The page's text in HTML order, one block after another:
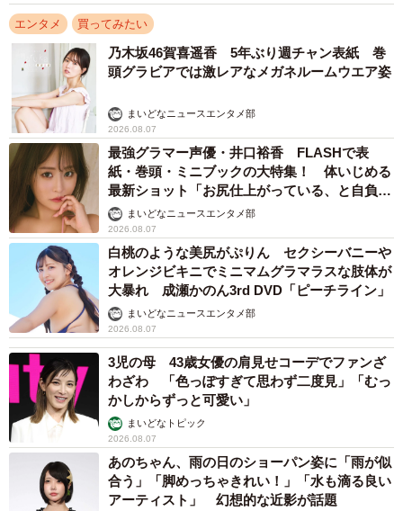
エンタメ 買ってみたい
乃木坂46賀喜遥香 5年ぶり週チャン表紙 巻
頭グラビアでは激レアなメガネルームウエア姿
まいどなニュースエンタメ部
2026.08.07
最強グラマー声優・井口裕香 FLASHで表
紙・巻頭・ミニブックの大特集！ 体いじめる
最新ショット「お尻仕上がっている、と自負し
ています」「いくつになっても理想の身体でい
たい」
まいどなニュースエンタメ部
2026.08.07
白桃のような美尻がぷりん セクシーバニーや
オレンジビキニでミニマムグラマラスな肢体が
大暴れ 成瀬かのん3rd DVD「ピーチライン」
まいどなニュースエンタメ部
2026.08.07
3児の母 43歳女優の肩見せコーデでファンざ
わざわ 「色っぽすぎて思わず二度見」「むっ
かしからずっと可愛い」
まいどなトピック
2026.08.07
あのちゃん、雨の日のショーパン姿に「雨が似
合う」「脚めっちゃきれい！」「水も滴る良い
アーティスト」 幻想的な近影が話題